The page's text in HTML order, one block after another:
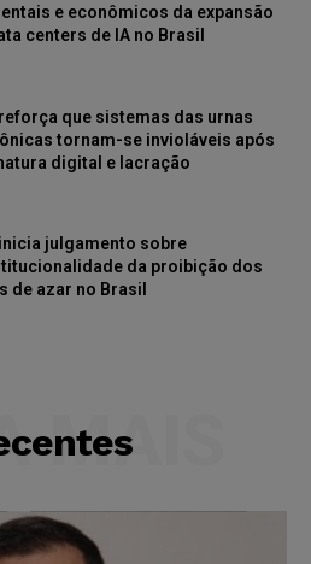
e econômicos da expansão
centers de IA no Brasil
que sistemas das urnas
tornam-se invioláveis após
digital e lacração
julgamento sobre
da proibição dos
de azar no Brasil
MAIS